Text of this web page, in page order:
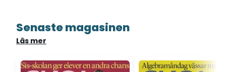
Senaste magasinen
Läs mer